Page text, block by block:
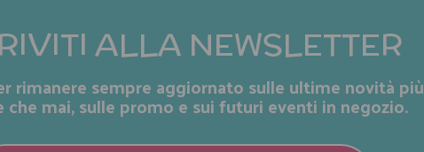
ALLA NEWSLETTER
rimanere sempre aggiornato sulle ultime novità più
che mai, sulle promo e sui futuri eventi in negozio.